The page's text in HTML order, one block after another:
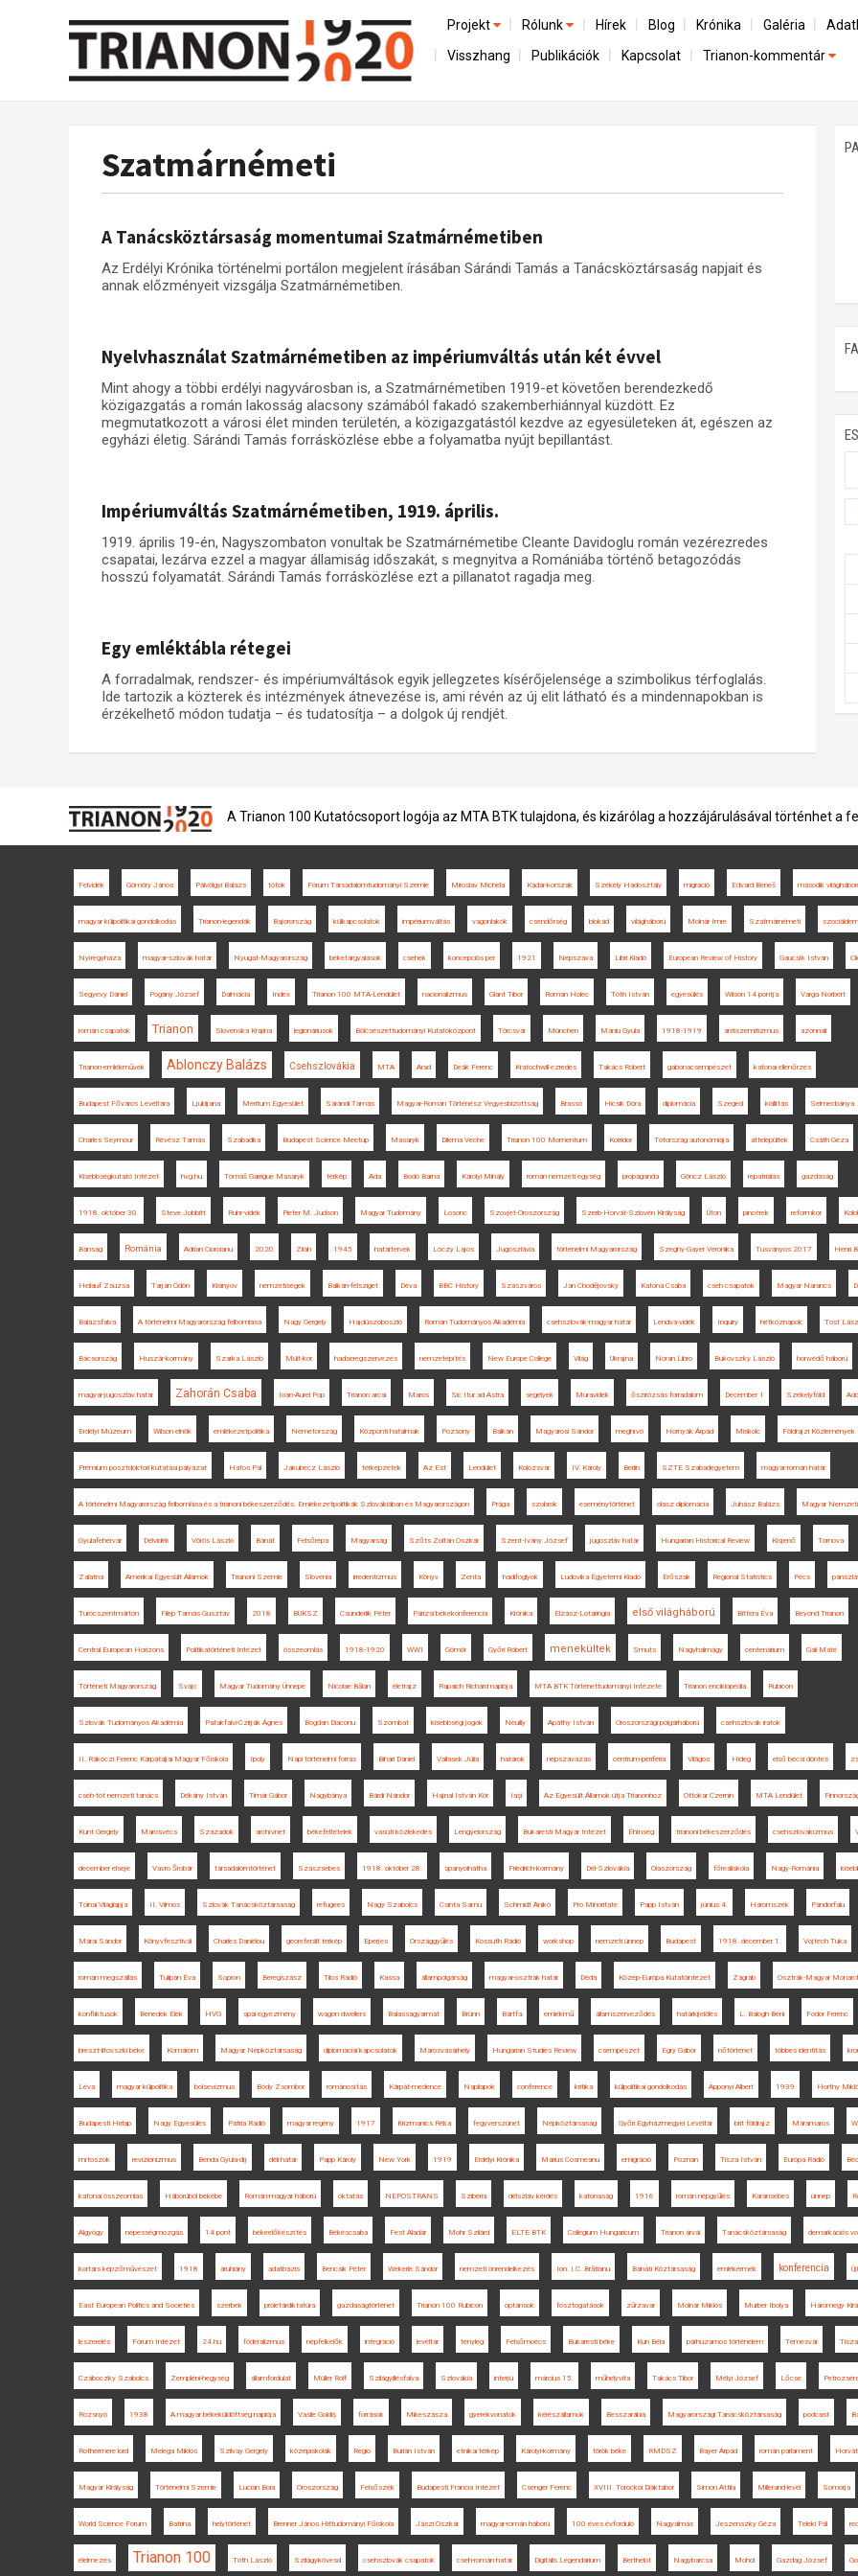
Projekt
Előzmények
Az összeomlás és a magyar társadalom
Utókor és emlékezet
Rólunk
A kutatócsoport működéséről
Hírek Blog Krónika Galéria
Visszhang Publikációk Kapcsolat Trianon-kommentár
Szatmárnémeti
A Tanácsköztársaság momentumai Szatmárnémetiben
Az Erdélyi Krónika történelmi portálon megjelent írásában Sárándi Tamás a Tanácsköztársaság napjait és
annak előzményeit vizsgálja Szatmárnémetiben.
Nyelvhasználat Szatmárnémetiben az impériumváltás után két évvel
Mint ahogy a többi erdélyi nagyvárosban is, a Szatmárnémetiben 1919-et követően berendezkedő
közigazgatás a román lakosság alacsony számából fakadó szakemberhiánnyal küzdött. Ez
megmutatkozott a városi élet minden területén, a közigazgatástól kezdve az egyesületeken át, egészen az
egyházi életig. Sárándi Tamás forrásközlése ebbe a folyamatba nyújt bepillantást.
Impériumváltás Szatmárnémetiben, 1919. április.
1919. április 19-én, Nagyszombaton vonultak be Szatmárnémetibe Cleante Davidoglu román vezérezredes
csapatai, lezárva ezzel a magyar államiság időszakát, s megnyitva a Romániába történő betagozódás
hosszú folyamatát. Sárándi Tamás forrásközlése ezt a pillanatot ragadja meg.
Egy emléktábla rétegei
A forradalmak, rendszer- és impériumváltások egyik jellegzetes kísérőjelensége a szimbolikus térfoglalás.
Ide tartozik a közterek és intézmények átnevezése is, ami révén az új elit látható és a mindennapokban is
érzékelhető módon tudatja – és tudatosítja – a dolgok új rendjét.
A Trianon 100 Kutatócsoport logója az MTA BTK tulajdona, és kizárólag a hozzájárulásával történhet a
Felvidék Gömöry János Pálvölgyi Balázs tótok Fórum Társadalomtudományi Szemle Miroslav Michela Kádár-korszak Székely Hadosztály migráció Edvard Beneš második
magyar külpolitikai gondolkodás Trianon-legendák Bajorország külkapcsolatok impériumváltás vagonlakók csendőrség blokád világháború Molnár Imre Szatmárnémeti
Nyíregyháza magyar-szlovák határ Nyugat-Magyarország béketárgyalások csehek koncepciós per 1921 Népszava Libri Kiadó European Review of History Gaucsík István
Segyevy Dániel Pogány József Dalmácia Index Trianon 100 MTA-Lendület nacionalizmus Glant Tibor Roman Holec Tóth István egyesülés Wilson 14 pontja Varga Norbert
román csapatok Trianon Slovenska Krajina legionáriusok Bölcsészettudományi Kutatóközpont Törcsvár München Maniu Gyula 1918-1919 antiszemitizmus azonnali
Trianon-emlékművek Ablonczy Balázs Csehszlovákia MTA Arad Deák Ferenc Kratochwill ezredes Takács Róbert gabonacsempészet katonai ellenőrzés
Budapest Főváros Levéltára Ljubljana Meritum Egyesület Sárándi Tamás Magyar-Román Történész Vegyesbizottság Brassó Hicsik Dóra diplomácia Szeged kiállítás Selmecbánya
Charles Seymour Révész Tamás Szabadka Budapest Science Meetup Masaryk Dilema Veche Trianon 100 Momentum Korridor Tótország autonómiája áttelepültek Csáth Géza
Kisebbségkutató Intézet hvg.hu Tomáš Garrigue Masaryk térkép Ada Bodó Barna Károlyi Mihály román nemzeti egység propaganda Göncz László repatriálás gazdaság
1918. október 30. Steve Jobbitt Ruhr-vidék Pieter M. Judson Magyar Tudomány Losonc Szovjet-Oroszország Szerb-Horvát-Szlovén Királyság Úton pincérek reformkor
Bánság Románia Adrian Cioroianu 2020 Zilah 1945 határtervek Lóczy Lajos Jugoszlávia történelmi Magyarország Szeghy-Gayer Veronika Tusványos 2017 Henri
Heilauf Zsuzsa Tarján Ödön Kisinyov nemzetiségek Balkán-félsziget Déva BBC History Szászváros Jan Chodějovský Katona Csaba cseh csapatok Magyar Narancs
Balázsfalva A történelmi Magyarország felbomlása Nagy Gergely Hajdúszoboszló Román Tudományos Akadémia csehszlovák-magyar határ Lendva-vidék Inquiry hétköznapok Tost
Bácsország Huszár-kormány Szarka László Múlt-kor hadseregszervezés nemzetépítés New Europe College Világ Ukrajna Noran Libro Bukovszky László honvédő háború
magyar-jugoszláv határ Zahorán Csaba Ioan-Aurel Pop Trianon arcai Maros Sic Itur ad Astra segélyek Muravidék őszirózsás forradalom December 1 Székelyföld
Erdélyi Múzeum Wilson elnök emlékezetpolitika Németország Központi hatalmak Pozsony Balkán Magyarosi Sándor meghívó Hornyák Árpád Miskolc Földrajzi Közlemények
Prémium posztdoktori kutatási pályázat Hatos Pál Jakubecz László térképzetek Az Est Lendület Kolozsvár IV. Károly Berlin SZTE Szabadegyetem magyar-román határ
A történelmi Magyarország felbomlása és a trianoni békeszerződés. Emlékezetpolitikák Szlovákiában és Magyarországon Prága szobrok eseménytörténet olasz diplomácia Juhász Balázs Magyar
Gyulafehérvár Délvidék Vörös László Bánát Felsőrépa Magyarság Szőts Zoltán Oszkár Szent-Ivány József jugoszláv határ Hungarian Historical Review Kisjenő Tornova
Zalatna Amerikai Egyesült Államok Trianoni Szemle Slovenia irredentizmus Könyv Zenta hadifoglyok Ludovika Egyetemi Kiadó Erőszak Regional Statistics Pécs
Turócszentmárton Filep Tamás Gusztáv 2018 BUKSZ Csunderlik Péter Párizsi békekonferencia Krónika Elzász-Lotaringia első világháború Bittera Éva Beyond Trianon
Central European Horizons Politikatörténeti Intézet összeomlás 1918-1920 WWI Gömör Győri Róbert menekültek Smuts Nagyhalmágy centenárium Gali Máté
Történeti Magyarország Svájc Magyar Tudomány Ünnepe Nicolae Bălan életrajz Rapaich Richárd naplója MTA BTK Történettudományi Intézete Trianon enciklopédia Rubicon
Szlovák Tudományos Akadémia Patakfalvi-Czirják Ágnes Bogdan Diaconu Szombat kisebbségi jogok Neuilly Apáthy István Oroszországi polgárháború csehszlovák iratok
II. Rákóczi Ferenc Kárpátaljai Magyar Főiskola Ipoly Napi történelmi forrás Bihari Dániel Vallasek Júlia határok népszavazás centrum-periféria Világos Hideg első bécsi döntés
cseh-tót nemzeti tanács Dékány István Timár Gábor Nagybánya Bárdi Nándor Hajnal István Kör Iaşi Az Egyesült Államok útja Trianonhoz Ottokar Czernin MTA Lendület
Kunt Gergely Marosvécs Századok archívnet békefeltételek vasúti közlekedés Lengyelország Bukaresti Magyar Intézet Éhínség trianoni békeszerződés csehszlovakizmus
december elseje Vavro Šrobár társadalomtörténet Szászsebes 1918. október 28. spanyolnátha Friedrich-kormány Dél-Szlovákia Olaszország főreáliskola Nagy-Románia
Tolnai Világlapja II. Vilmos Szlovák Tanácsköztársaság refugees Nagy Szabolcs Csinta Samu Schmidt Anikó Pro Minoritate Papp István június 4. Háromszék Pándorfalu
Márai Sándor Könyvfesztivál Charles Daniélou georeferált térkép Eperjes Országgyűlés Kossuth Rádió workshop nemzeti ünnep Budapest 1918. december 1. Vojtech Tuka
román megszállás Tulipán Éva Sopron Beregszász Tilos Rádió Kassa állampolgárság magyar-osztrák határ Déda Közép-Európa Kutatóintézet Zágráb Osztrák-Magyar
konfliktusok Benedek Elek HVG spai egyezmény wagon dwellers Balassagyarmat Brünn Bártfa emlékmű államszerveződés határkijelölés L. Balogh Béni Fodor Ferenc
breszt-litovszki béke Komárom Magyar Népköztársaság diplomáciai kapcsolatok Marosvásárhely Hungarian Studies Review csempészet Egry Gábor nőtörténet többes identitás
Léva magyar külpolitika bolsevizmus Bódy Zsombor románosítás Kárpát-medence Napilapok conference kritika külpolitikai gondolkodás Apponyi Albert 1939 Horthy
Budapesti Hírlap Nagy Egyesülés Pátria Rádió magyar regény 1917 Krizmanics Réka fegyverszünet Népköztársaság Győri Egyházmegyei Levéltár brit földrajz Máramaros
mítoszok revizionizmus Benda Gyula-díj déli határ Papp Károly New York 1919 Erdélyi Krónika Marius Cosmeanu emigráció Poznan Tisza István Európa Rádió
katonai összeomlás Háborúból békébe Román-magyar háború oktatás NEPOSTRANS Szibéria délszláv kérdés katonaság 1916 román népgyűlés Karánsebes ünnep
Algyógy népességmozgás 14 pont békeelőkészítés Békéscsaba Fest Aladár Mohr Szilárd ELTE BTK Collegium Hungaricum Trianon árvái Tanácsköztársaság demarkációs
kortárs képzőművészet 1918 áruhiány adatbázis Bencsik Péter Wekerle Sándor nemzeti önrendelkezés Ion. I.C. Brătianu Bánáti Köztársaság emlékérmék konferencia
East European Politics and Societies szerbek proletárdiktatúra gazdaságtörténet Trianon 100 Rubicon optánsok fosztogatások zűrzavar Molnár Miklós Murber Ibolya Háromegy
leszerelés Fórum Intézet 24.hu föderalizmus népfelkelők integráció levéltár tényleg Felsőmoécs Bukaresti béke Kun Béla párhuzamos történelem Temesvár Tisza
Czáboczky Szabolcs Zempléni-hegység államfordulat Müller Rolf Szilágyillésfalva Szlovákia interjú március 15. műhelyvita Takács Tibor Mélyi József Lőcse
Rozsnyó 1938 A magyar békeküldöttség naplója Vasile Goldiș források Mikeszásza gyerekvonatok kérészállamok Besszarábia Magyarországi Tanácsköztársaság podcast
Rothermere lord Melega Miklós Szilvay Gergely középiskolák Regio Burián István etnikai térkép Károlyi-kormány török béke RMDSZ Bayer Árpád román parlament
Magyar Királyság Történelmi Szemle Lucian Boia Oroszország Felsőszék Budapesti Francia Intézet Csenger Ferenc XVIII. Torockói Diáktábor Simon Attila Millerand-levél Somorja
World Science Forum Batrina helytörténet Brenner János Hittudományi Főiskola Jászi Oszkár magyar-román háború 100 éves évforduló Nagyalmás Jeszenszky Géza Teleki Pál
élelmezés Trianon 100 Tóth László Szilágykövesd csehszlovák csapatok cseh-román határ Digitális Legendárium Berthelot Nagybarcsa Mohol Gazdag József